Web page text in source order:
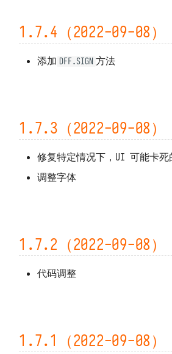
1.0.57（2021-03-25）
1.0.55 ~ 1.0.56（2021-01-12）
1.0.47 ~ 1.0.50（2021-01-07）
1.0.44（2020-12-10）
1.0.42 ~ 1.0.43（2020-12-10）
1.0.31（2020-12-01）
1.7.4（2022-09-08）
添加 DFF.SIGN 方法
1.7.3（2022-09-08）
修复特定情况下，UI 可能卡死
调整字体
1.7.2（2022-09-08）
代码调整
1.7.1（2022-09-08）